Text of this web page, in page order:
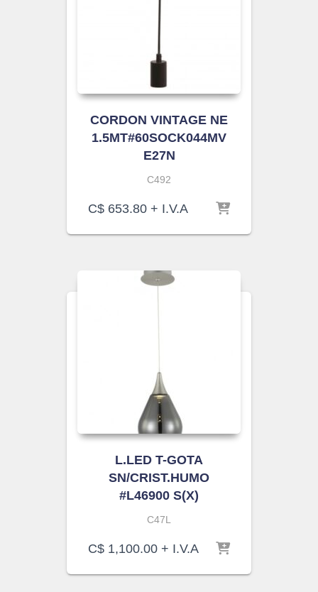
CORDON VINTAGE NE
1.5MT#60SOCK044MV
E27N
C492
C$ 653.80 + I.V.A
L.LED T-GOTA
SN/CRIST.HUMO
#L46900 S(X)
C47L
C$ 1,100.00 + I.V.A